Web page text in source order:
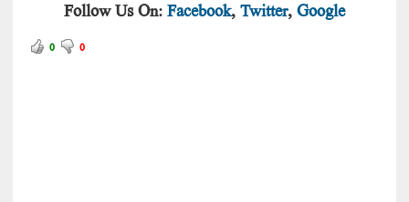
Follow Us On: Facebook, Twitter, Google
0 0